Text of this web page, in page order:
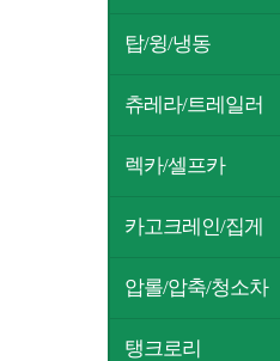
탑/윙/냉동
츄레라/트레일러
렉카/셀프카
카고크레인/집게
압롤/압축/청소차
탱크로리